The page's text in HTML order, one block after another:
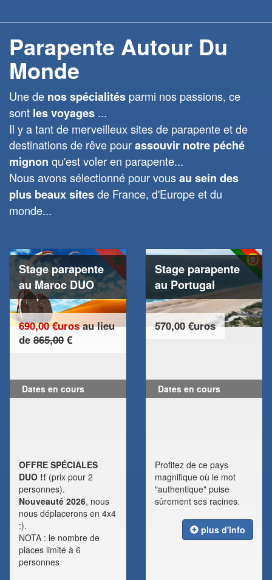
Parapente Autour Du
Monde
Une de nos spécialités parmi nos passions, ce
sont les voyages ...
Il y a tant de merveilleux sites de parapente et de
destinations de rêve pourassouvir notre péché
mignon qu'est voler en parapente...
Nous avons sélectionné pour vousau sein des
plus beaux sitesde France, d'Europe et du
monde...
Stage parapente
au Maroc DUO
690,00 €urosau lieu
de 865,00 €
Dates en cours
OFFRE SPÉCIALES
DUO !! (prix pour 2
personnes).
Nouveauté 2026, nous
nous déplacerons en 4x4
:).
NOTA : le nombre de
places limité à 6
personnes
Stage parapente
au Portugal
570,00 €uros
Dates en cours
Profitez de ce pays
magnifique où le mot
"authentique" puise
sûrement ses racines.
plus d'info